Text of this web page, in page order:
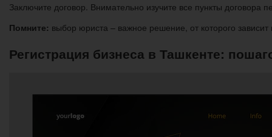
Заключите договор. Внимательно изучите все пункты
Помните: выбор юриста – важное решение, от которого
Регистрация бизнеса в Ташкенте: